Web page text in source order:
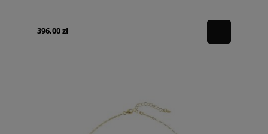
396,00 zł